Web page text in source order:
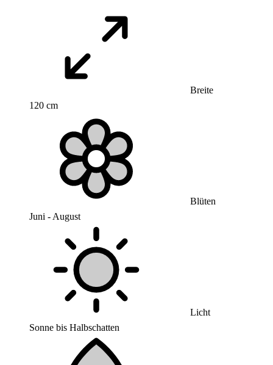
Breite
120 cm
Blüten
Juni - August
Licht
Sonne bis Halbschatten